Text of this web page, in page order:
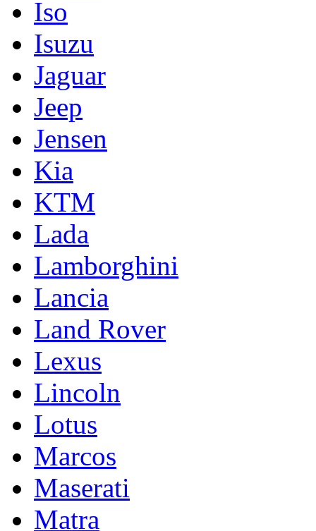
Iso
Isuzu
Jaguar
Jeep
Jensen
Kia
KTM
Lada
Lamborghini
Lancia
Land Rover
Lexus
Lincoln
Lotus
Marcos
Maserati
Matra